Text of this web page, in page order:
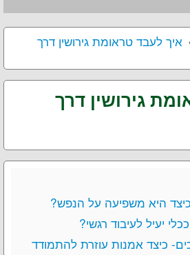
איך לעבד טראומת גירושין דרך
גירושין דרך
היא משפיעה על הנפש?
יעיל לעיבוד רגשי?
כיצד אמנות עוזרת להתמודד